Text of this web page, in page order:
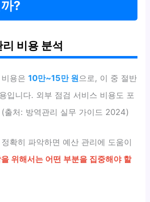
?
비용 분석
비용은10만~15만 원으로, 이 중 절반
입니다. 외부 점검 서비스 비용도 포
출처: 방역관리 실무 가이드 2024)
확히 파악하면 예산 관리에 도움이
위해서는 어떤 부분을 집중해야 할